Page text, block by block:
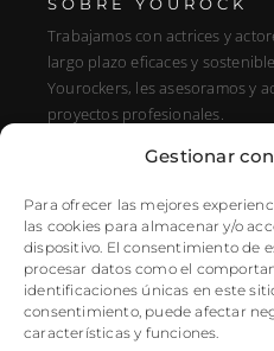
Gestionar
Para ofrecer las mejores
las cookies para almacenar y/o
dispositivo. El consentimiento de
procesar datos como el
identificaciones únicas en este
consentimiento, puede afectar
características y funciones.
SOBRE YOUROCK
Trabajamos con actrices y
largo plazo eficaces y
Yourockers, les asesoramos y
proyectos profesionales.
DIRECCIÓN
SÍGUENOS
Instagram
NEWSLETTER